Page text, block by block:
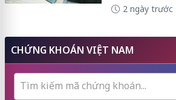
2 ngày trước
CHỨNG KHOÁN VIỆT NAM
Tìm kiếm mã chứng khoán...